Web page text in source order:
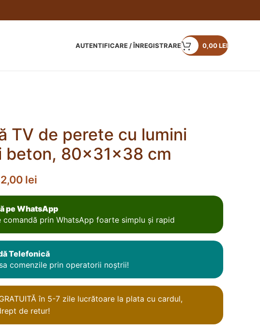
AUTENTIFICARE / ÎNREGISTRARE 0,00LEI
TV de perete cu lumini
beton, 80x31x38 cm
lei
pe WhatsApp
comandă prin WhatsApp foarte simplu și rapid
Telefonică
comenzile prin operatorii noștrii!
în 5-7 zile lucrătoare la plata cu cardul,
de retur!